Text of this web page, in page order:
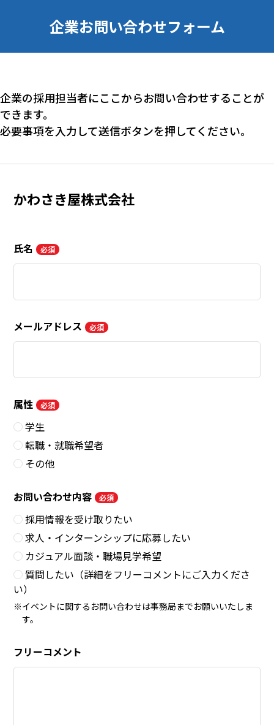
企業お問い合わせフォーム
企業の採用担当者にここからお問い合わせすることが
できます。
必要事項を入力して送信ボタンを押してください。
かわさき屋株式会社
氏名 必須
メールアドレス 必須
属性 必須
学生
転職・就職希望者
その他
お問い合わせ内容 必須
採用情報を受け取りたい
求人・インターンシップに応募したい
カジュアル面談・職場見学希望
質問したい（詳細をフリーコメントにご入力くださ
い）
イベントに関するお問い合わせは事務局までお願いいたしま
す。
フリーコメント